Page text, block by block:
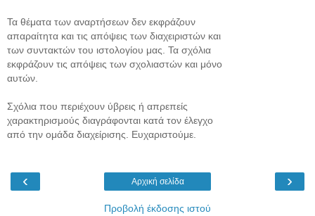
Τα θέματα των αναρτήσεων δεν εκφράζουν
απαραίτητα και τις απόψεις των διαχειριστών και
των συντακτών του ιστολογίου μας. Τα σχόλια
εκφράζουν τις απόψεις των σχολιαστών και μόνο
αυτών.
Σχόλια που περιέχουν ύβρεις ή απρεπείς
χαρακτηρισμούς διαγράφονται κατά τον έλεγχο
από την ομάδα διαχείρισης. Ευχαριστούμε.
‹ ›
Αρχική σελίδα
Προβολή έκδοσης ιστού